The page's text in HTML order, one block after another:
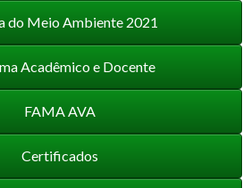
do Meio Ambiente 2021
Acadêmico e Docente
FAMA AVA
Certificados